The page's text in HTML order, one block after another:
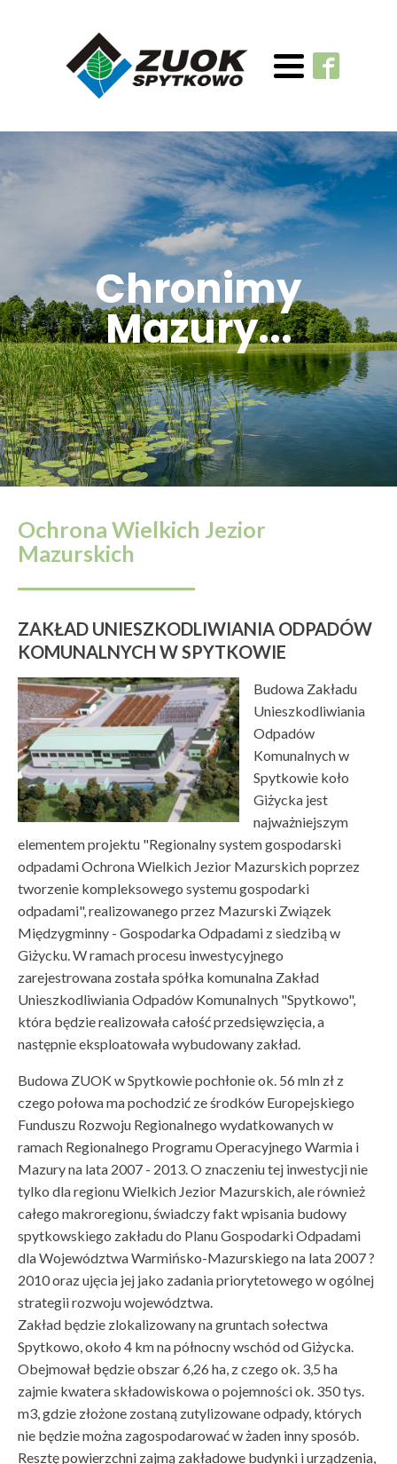
Chronimy
Mazury...
Ochrona Wielkich Jezior
Mazurskich
ZAKŁAD UNIESZKODLIWIANIA ODPADÓW
KOMUNALNYCH W SPYTKOWIE
Budowa Zakładu
Unieszkodliwiania
Odpadów
Komunalnych w
Spytkowie koło
Giżycka jest
najważniejszym
elementem projektu "Regionalny system gospodarski
odpadami Ochrona Wielkich Jezior Mazurskich poprzez
tworzenie kompleksowego systemu gospodarki
odpadami", realizowanego przez Mazurski Związek
Międzygminny - Gospodarka Odpadami z siedzibą w
Giżycku. W ramach procesu inwestycyjnego
zarejestrowana została spółka komunalna Zakład
Unieszkodliwiania Odpadów Komunalnych "Spytkowo",
która będzie realizowała całość przedsięwzięcia, a
następnie eksploatowała wybudowany zakład.
Budowa ZUOK w Spytkowie pochłonie ok. 56 mln zł z
czego połowa ma pochodzić ze środków Europejskiego
Funduszu Rozwoju Regionalnego wydatkowanych w
ramach Regionalnego Programu Operacyjnego Warmia i
Mazury na lata 2007 - 2013. O znaczeniu tej inwestycji nie
tylko dla regionu Wielkich Jezior Mazurskich, ale również
całego makroregionu, świadczy fakt wpisania budowy
spytkowskiego zakładu do Planu Gospodarki Odpadami
dla Województwa Warmińsko-Mazurskiego na lata 2007 ?
2010 oraz ujęcia jej jako zadania priorytetowego w ogólnej
strategii rozwoju województwa.
Zakład będzie zlokalizowany na gruntach sołectwa
Spytkowo, około 4 km na północny wschód od Giżycka.
Obejmował będzie obszar 6,26 ha, z czego ok. 3,5 ha
zajmie kwatera składowiskowa o pojemności ok. 350 tys.
m3, gdzie złożone zostaną zutylizowane odpady, których
nie będzie można zagospodarować w żaden inny sposób.
Resztę powierzchni zajmą zakładowe budynki i urządzenia,